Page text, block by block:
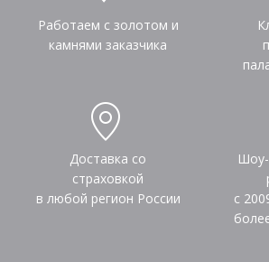
Работаем с золотом и
камнями заказчика
Доставка со
страховкой
в любой регион России
с